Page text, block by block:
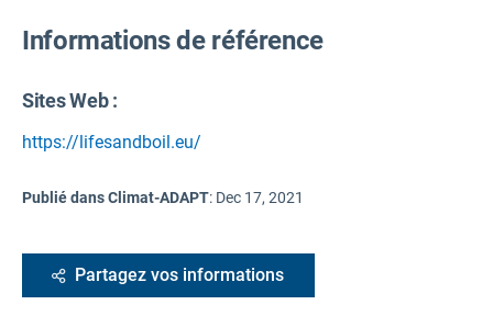
Informations de référence
Sites Web :
https://lifesandboil.eu/
Publié dans Climat-ADAPT: Dec 17, 2021
Partagez vos informations